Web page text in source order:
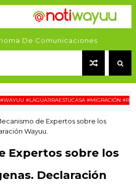
De Comunicaciones
#LAGUAJIRAESTUCASA #MIGRACIÓN
de Expertos sobre los
Wayuu.
Expertos sobre los
Declaración